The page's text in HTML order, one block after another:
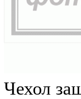
Чехол